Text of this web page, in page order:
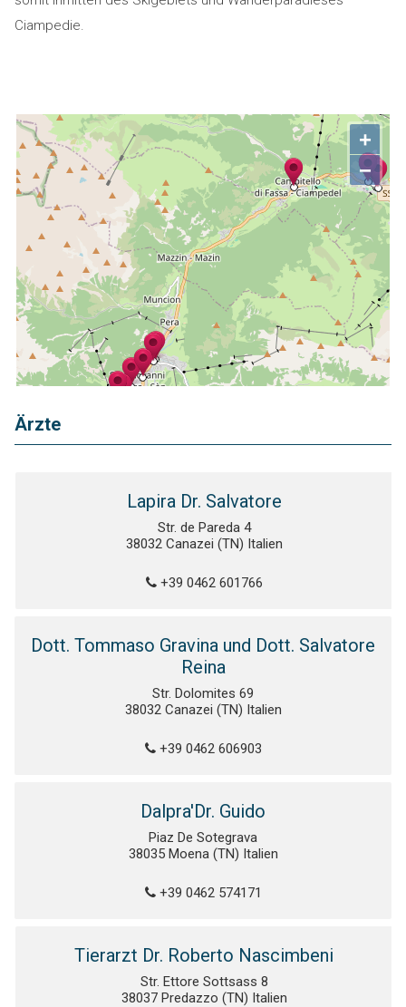
Ciampedie.
+
−
Ärzte
Lapira Dr. Salvatore
Str. de Pareda 4
38032 Canazei (TN) Italien
+39 0462 601766
Dott. Tommaso Gravina und Dott. Salvatore
Reina
Str. Dolomites 69
38032 Canazei (TN) Italien
+39 0462 606903
Dalpra'Dr. Guido
Piaz De Sotegrava
38035 Moena (TN) Italien
+39 0462 574171
Tierarzt Dr. Roberto Nascimbeni
Str. Ettore Sottsass 8
38037 Predazzo (TN) Italien